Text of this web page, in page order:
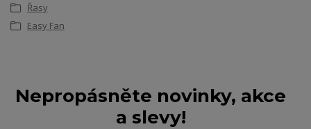
Řasy
Easy Fan
Nepropásněte novinky, akce
a slevy!